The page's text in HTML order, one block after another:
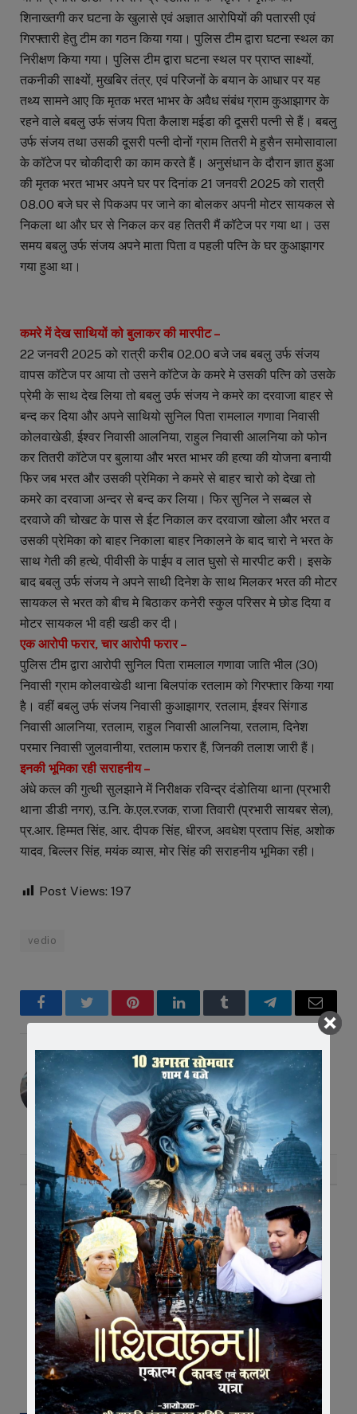
शिनाख्तगी कर घटना के खुलासे एवं अज्ञात आरोपियों की पतारसी एवं
गिरफ्तारी हेतु टीम का गठन किया गया। पुलिस टीम द्वारा घटना स्थल का
निरीक्षण किया गया। पुलिस टीम द्वारा घटना स्थल पर प्राप्त साक्ष्यों,
तकनीकी साक्ष्यों, मुखबिर तंत्र, एवं परिजनों के बयान के आधार पर यह
तथ्य सामने आए कि मृतक भरत भाभर के अवैध संबंध ग्राम कुआझागर के
रहने वाले बबलु उर्फ संजय पिता कैलाश मईडा की दूसरी पत्नी से हैं। बबलु
उर्फ संजय तथा उसकी दूसरी पत्नी दोनों ग्राम तितरी मे हुसैन समोसावाला
के कॉटेज पर चोकीदारी का काम करते हैं। अनुसंधान के दौरान ज्ञात हुआ
की मृतक भरत भाभर अपने घर पर दिनांक 21 जनवरी 2025 को रात्री
08.00 बजे घर से पिकअप पर जाने का बोलकर अपनी मोटर सायकल से
निकला था और घर से निकल कर वह तितरी मैं कॉटेज पर गया था। उस
समय बबलु उर्फ संजय अपने माता पिता व पहली पत्नि के घर कुआझागर
गया हुआ था।
कमरे में देख साथियों को बुलाकर की मारपीट –
22 जनवरी 2025 को रात्री करीब 02.00 बजे जब बबलु उर्फ संजय
वापस कॉटेज पर आया तो उसने कॉटेज के कमरे मे उसकी पत्नि को उसके
प्रेमी के साथ देख लिया तो बबलु उर्फ संजय ने कमरे का दरवाजा बाहर से
बन्द कर दिया और अपने साथियो सुनिल पिता रामलाल गणावा निवासी
कोलवाखेडी, ईश्वर निवासी आलनिया, राहुल निवासी आलनिया को फोन
कर तितरी कॉटेज पर बुलाया और भरत भाभर की हत्या की योजना बनायी
फिर जब भरत और उसकी प्रेमिका ने कमरे से बाहर चारो को देखा तो
कमरे का दरवाजा अन्दर से बन्द कर लिया। फिर सुनिल ने सब्बल से
दरवाजे की चोखट के पास से ईट निकाल कर दरवाजा खोला और भरत व
उसकी प्रेमिका को बाहर निकाला बाहर निकालने के बाद चारो ने भरत के
साथ गेती की हत्थे, पीवीसी के पाईप व लात घुसो से मारपीट करी। इसके
बाद बबलु उर्फ संजय ने अपने साथी दिनेश के साथ मिलकर भरत की मोटर
सायकल से भरत को बीच मे बिठाकर कनेरी स्कुल परिसर मे छोड दिया व
मोटर सायकल भी वही खडी कर दी।
एक आरोपी फरार, चार आरोपी फरार –
पुलिस टीम द्वारा आरोपी सुनिल पिता रामलाल गणावा जाति भील (30)
निवासी ग्राम कोलवाखेडी थाना बिलपांक रतलाम को गिरफ्तार किया गया
है। वहीं बबलु उर्फ संजय निवासी कुआझागर, रतलाम, ईश्वर सिंगाड
निवासी आलनिया, रतलाम, राहुल निवासी आलनिया, रतलाम, दिनेश
परमार निवासी जुलवानीया, रतलाम फरार हैं, जिनकी तलाश जारी हैं।
इनकी भूमिका रही सराहनीय –
अंधे कत्ल की गुत्थी सुलझाने में निरीक्षक रविन्द्र दंडोतिया थाना (प्रभारी
थाना डीडी नगर), उ.नि. के.एल.रजक, राजा तिवारी (प्रभारी सायबर सेल),
प्र.आर. हिम्मत सिंह, आर. दीपक सिंह, धीरज, अवधेश प्रताप सिंह, अशोक
यादव, बिल्लर सिंह, मयंक व्यास, मोर सिंह की सराहनीय भूमिका रही।
Post Views: 197
vedio
FacebookTwitter PinterestLinkedInTumblr TelegramEmail
Editor
RELATEDPOSTS